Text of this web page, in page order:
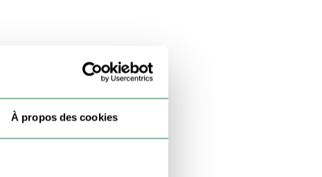
À propos des cookies